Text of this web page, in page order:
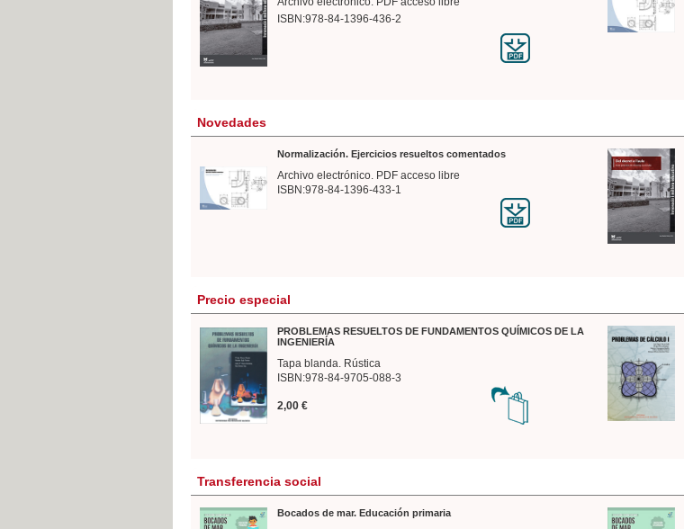
ISBN:978-84-1396-436-2
Novedades
Normalización. Ejercicios resueltos comentados
Archivo electrónico. PDF acceso libre
ISBN:978-84-1396-433-1
Precio especial
PROBLEMAS RESUELTOS DE FUNDAMENTOS QUÍMICOS DE LA
INGENIERÍA
Tapa blanda. Rústica
ISBN:978-84-9705-088-3
2,00 €
Transferencia social
Bocados de mar. Educación primaria